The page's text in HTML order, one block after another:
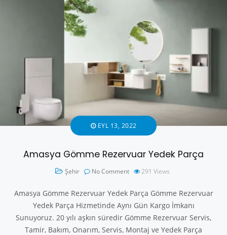
EYL 13, 2022
Amasya Gömme Rezervuar Yedek Parça
Şehir No Comment 291 Views
Amasya Gömme Rezervuar Yedek Parça Gömme Rezervuar
Yedek Parça Hizmetinde Aynı Gün Kargo İmkanı
Sunuyoruz. 20 yılı aşkın süredir Gömme Rezervuar Servis,
Tamir, Bakım, Onarım, Servis, Montaj ve Yedek Parça